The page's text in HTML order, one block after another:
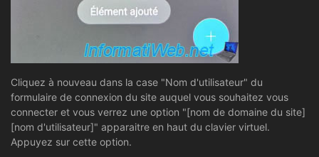
Cliquez à nouveau dans la case "Nom d'utilisateur" du
formulaire de connexion du site auquel vous souhaitez vous
connecter et vous verrez une option "[nom de domaine du site]
[nom d'utilisateur]" apparaitre en haut du clavier virtuel.
Appuyez sur cette option.